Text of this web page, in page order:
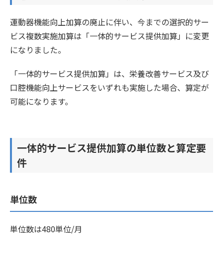
運動器機能向上加算の廃止に伴い、今までの選択的サー
ビス複数実施加算は「一体的サービス提供加算」に変更
になりました。
「一体的サービス提供加算」は、栄養改善サービス及び
口腔機能向上サービスをいずれも実施した場合、算定が
可能になります。
一体的サービス提供加算の単位数と算定要
件
単位数
単位数は480単位/月